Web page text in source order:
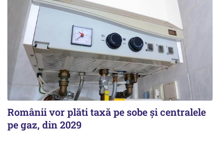
Românii vor plăti taxă pe sobe şi centralele
pe gaz, din 2029